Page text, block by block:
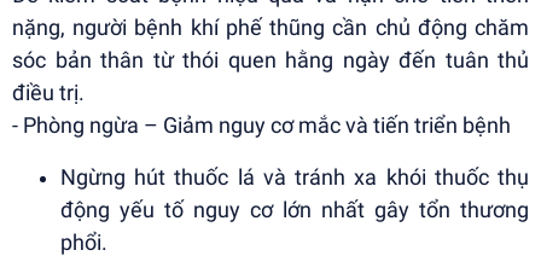
nặng, người bệnh khí phế thũng cần chủ động chăm
sóc bản thân từ thói quen hằng ngày đến tuân thủ
điều trị.
- Phòng ngừa – Giảm nguy cơ mắc và tiến triển bệnh
Ngừng hút thuốc lá và tránh xa khói thuốc thụ
động yếu tố nguy cơ lớn nhất gây tổn thương
phổi.